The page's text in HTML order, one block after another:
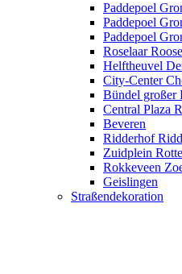
Paddepoel
Paddepoel
Paddepoel
Roselaar
Helftheuvel
City-Center
Bündel großer
Central Plaza
Beveren
Ridderhof
Zuidplein
Rokkeveen
Geislingen
Straßendekoration